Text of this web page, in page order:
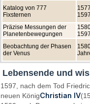
Katalog von 777
Fixsternen
1597
Präzise Messungen der
Planetenbewegungen
1597
Beobachtung der Phasen
der Venus
Lebensende und
1597, nach dem Tod
neuen KönigChristian IV